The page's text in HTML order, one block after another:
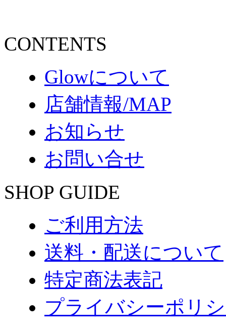
CONTENTS
Glowについて
店舗情報/MAP
お知らせ
お問い合せ
SHOP GUIDE
ご利用方法
送料・配送について
特定商法表記
プライバシーポリ